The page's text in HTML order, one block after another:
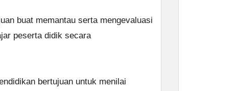
buat memantau serta mengevaluasi
peserta didik secara
bertujuan untuk menilai